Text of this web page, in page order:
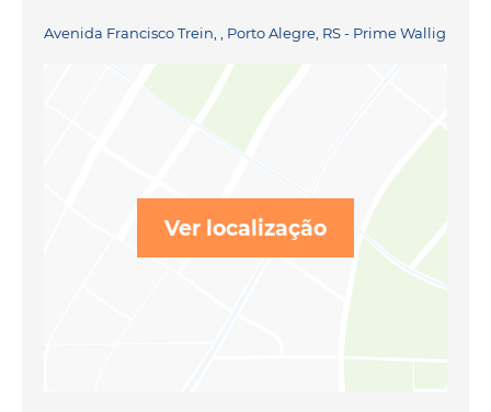
Avenida Francisco Trein, , Porto Alegre, RS - Prime Wallig
Ver localização